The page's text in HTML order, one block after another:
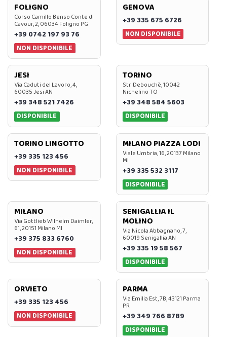
FOLIGNO
Corso Camillo Benso Conte di
Cavour, 2, 06034 Foligno PG
+39 0742 197 93 76
NON DISPONIBILE
GENOVA
+39 335 675 6726
NON DISPONIBILE
JESI
Via Caduti del Lavoro, 4,
60035 Jesi AN
+39 348 521 7426
DISPONIBILE
TORINO
Str. Debouchè, 10042
Nichelino TO
+39 348 584 5603
DISPONIBILE
TORINO LINGOTTO
+39 335 123 456
NON DISPONIBILE
MILANO PIAZZA LODI
Viale Umbria, 16, 20137 Milano
MI
+39 335 532 3117
DISPONIBILE
MILANO
Via Gottlieb Wilhelm Daimler,
61, 20151 Milano MI
+39 375 833 6760
NON DISPONIBILE
SENIGALLIA IL
MOLINO
Via Nicola Abbagnano, 7,
60019 Senigallia AN
+39 335 19 58 567
DISPONIBILE
ORVIETO
+39 335 123 456
NON DISPONIBILE
PARMA
Via Emilia Est, 7B, 43121 Parma
PR
+39 349 766 8789
DISPONIBILE